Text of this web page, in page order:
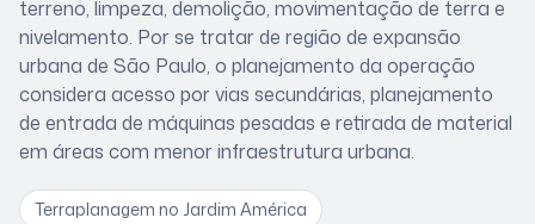
terreno, limpeza, demolição, movimentação de terra e
nivelamento. Por se tratar de região de expansão
urbana de São Paulo, o planejamento da operação
considera acesso por vias secundárias, planejamento
de entrada de máquinas pesadas e retirada de material
em áreas com menor infraestrutura urbana.
Terraplanagem no Jardim América